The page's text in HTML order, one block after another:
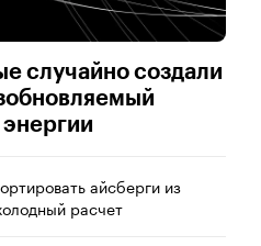
случайно создали
айсберги из
расчет